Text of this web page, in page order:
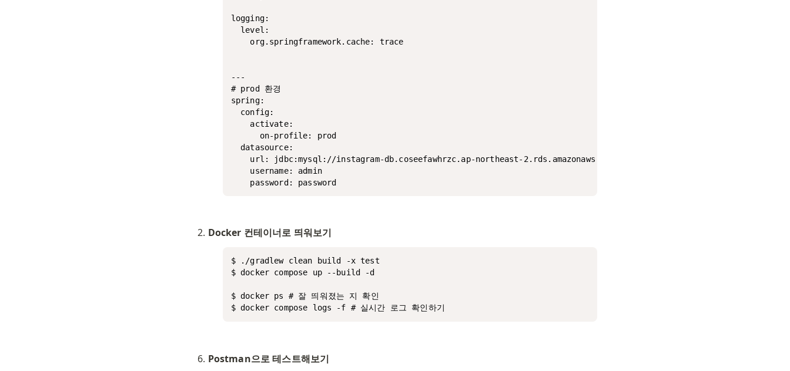
logging:
  level:
    org.springframework.cache: trace
---
# prod 환경
spring:
  config:
    activate:
      on-profile: prod
  datasource:
    url: jdbc:mysql://instagram-db.coseefawhrzc.ap-northeast-2.rds.amazonaws.com:3306/mydb
    username: admin
    password: password
Docker 컨테이너로 띄워보기
$ ./gradlew clean build -x test
$ docker compose up --build -d
$ docker ps # 잘 띄워졌는 지 확인
$ docker compose logs -f # 실시간 로그 확인하기
Postman으로 테스트해보기